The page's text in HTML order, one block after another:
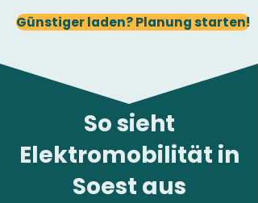
Günstiger laden? Planung starten!
So sieht
Elektromobilität in
Soest aus